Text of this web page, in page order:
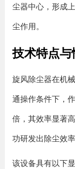
尘器中心，形成
尘作用。
技术特点
旋风除尘器在机
通操作条件下，
倍，其效率显著
功研发出除尘效
该设备具有以下